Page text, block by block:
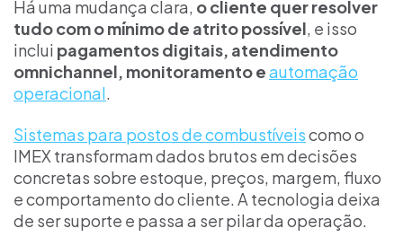
Há uma mudança clara, o cliente quer resolver
tudo com o mínimo de atrito possível, e isso
inclui pagamentos digitais, atendimento
omnichannel, monitoramento eautomação
operacional.
Sistemas para postos de combustíveiscomo o
IMEX transformam dados brutos em decisões
concretas sobre estoque, preços, margem, fluxo
e comportamento do cliente. A tecnologia deixa
de ser suporte e passa a ser pilar da operação.